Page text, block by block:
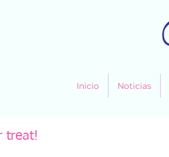
Inicio Noticias
treat!